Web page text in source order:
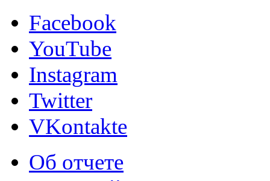
Facebook
YouTube
Instagram
Twitter
VKontakte
Об отчете